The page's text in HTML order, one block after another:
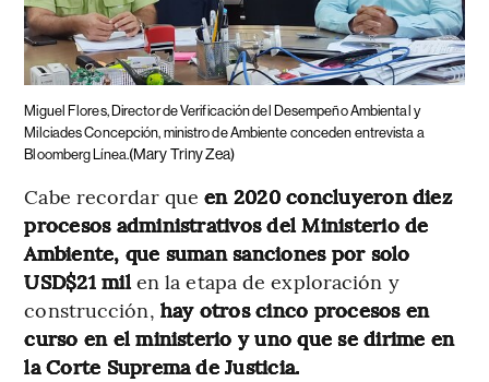
Miguel Flores, Director de Verificación del Desempeño Ambiental y
Milciades Concepción, ministro de Ambiente conceden entrevista a
Bloomberg Línea.(Mary Triny Zea)
Cabe recordar queen 2020 concluyeron diez
procesos administrativos del Ministerio de
Ambiente, que suman sanciones por solo
USD$21 milen la etapa de exploración y
construcción, hay otros cinco procesos en
curso en el ministerio y uno que se dirime en
la Corte Suprema de Justicia.